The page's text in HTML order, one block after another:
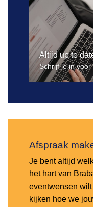
Altijd up to
Schrijf je in
Afspraak
Je bent altijd
het hart van
eventwensen
kijken hoe we